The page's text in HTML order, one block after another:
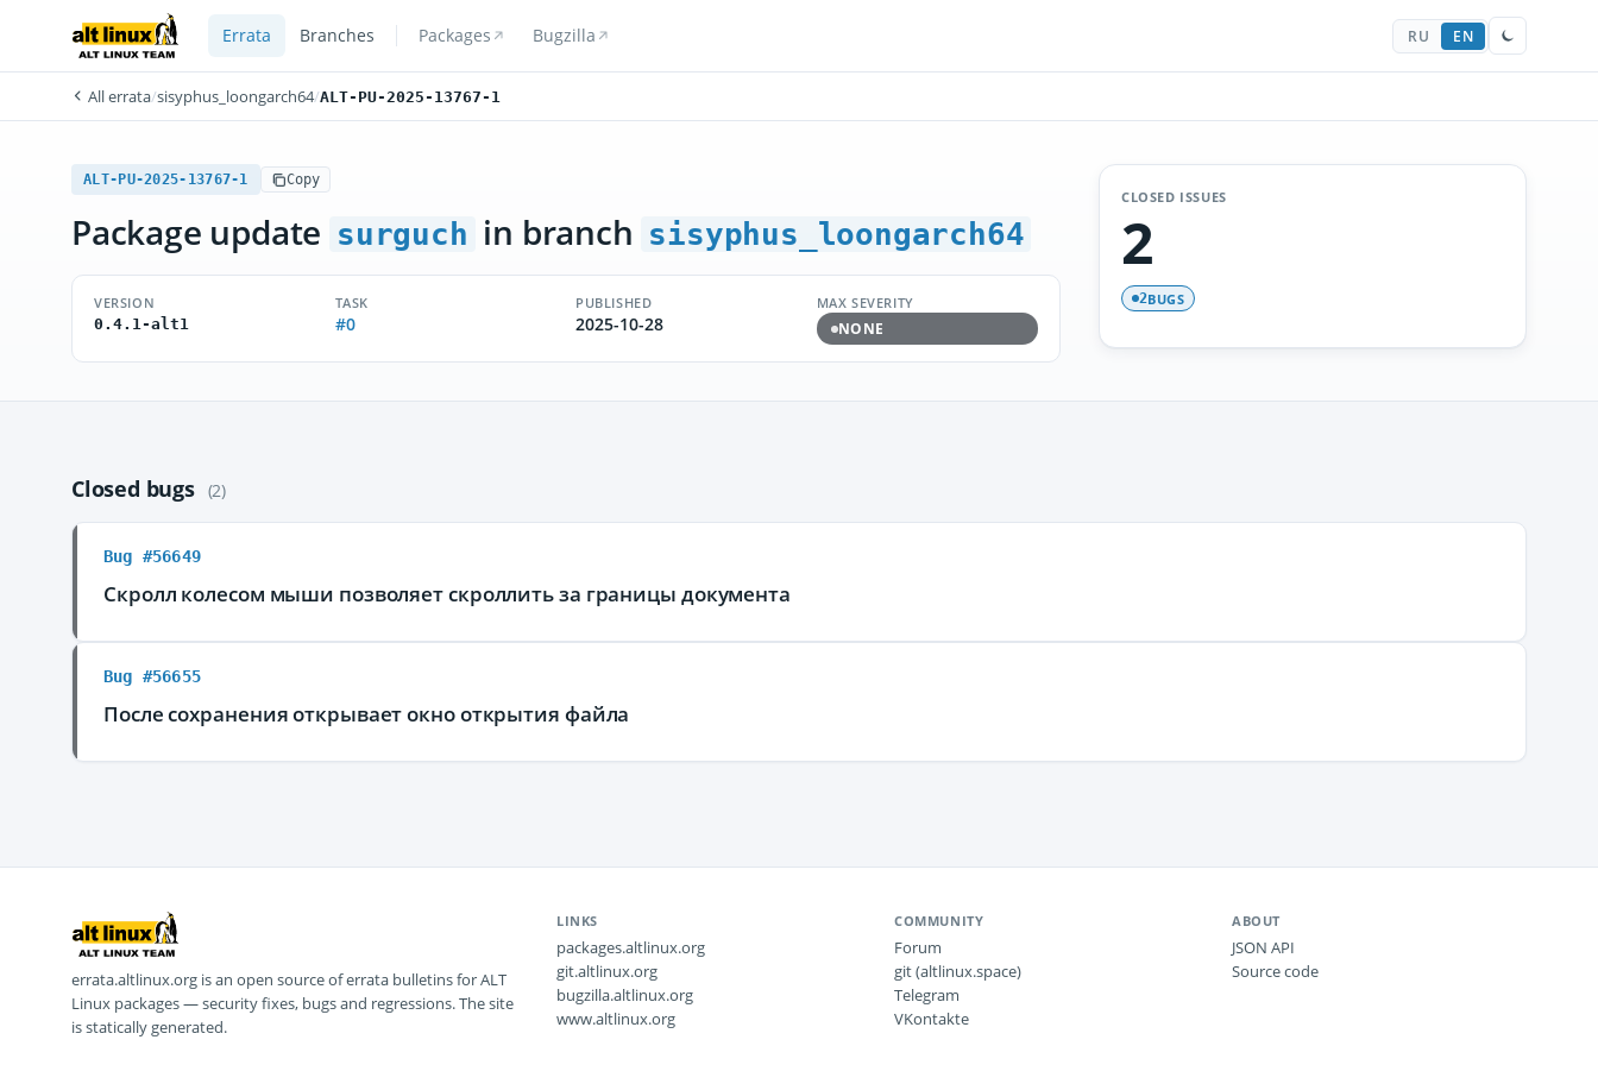
Errata Branches Packages Bugzilla RU EN
All errata/sisyphus_loongarch64/ALT-PU-2025-13767-1
ALT-PU-2025-13767-1 Copy
Package update surguch in branch sisyphus_loongarch64
VERSION
0.4.1-alt1
TASK
#0
PUBLISHED
2025-10-28
MAX SEVERITY
NONE
CLOSED ISSUES
2
2BUGS
Closed bugs (2)
Bug #56649
Скролл колесом мыши позволяет скроллить за границы документа
Bug #56655
После сохранения открывает окно открытия файла
errata.altlinux.org is an open source of errata bulletins for ALT
Linux packages — security fixes, bugs and regressions. The site
is statically generated.
LINKS
packages.altlinux.org
git.altlinux.org
bugzilla.altlinux.org
www.altlinux.org
COMMUNITY
Forum
git (altlinux.space)
Telegram
VKontakte
ABOUT
JSON API
Source code